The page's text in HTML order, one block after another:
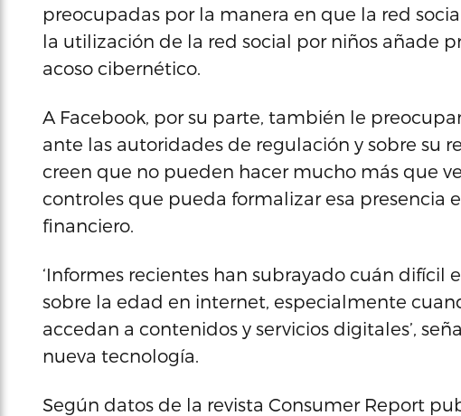
preocupadas por la manera en que la red
la utilización de la red social por niños añade
acoso cibernético.
A Facebook, por su parte, también le
ante las autoridades de regulación y sobre su
creen que no pueden hacer mucho más que
controles que pueda formalizar esa presencia
financiero.
‘Informes recientes han subrayado cuán difícil
sobre la edad en internet, especialmente
accedan a contenidos y servicios digitales’,
nueva tecnología.
Según datos de la revista Consumer Report